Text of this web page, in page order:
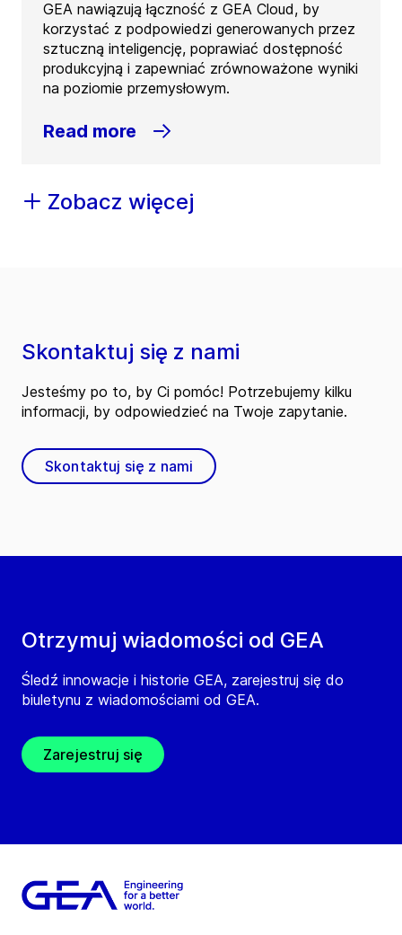
GEA nawiązują łączność z GEA Cloud, by
korzystać z podpowiedzi generowanych przez
sztuczną inteligencję, poprawiać dostępność
produkcyjną i zapewniać zrównoważone wyniki
na poziomie przemysłowym.
Read more
Zobacz więcej
Otrzymuj wiadomości od GEA
Śledź innowacje i historie GEA, zarejestruj się do
biuletynu z wiadomościami od GEA.
Zarejestruj się
Skontaktuj się z nami
Jesteśmy po to, by Ci pomóc! Potrzebujemy kilku
informacji, by odpowiedzieć na Twoje zapytanie.
Skontaktuj się z nami